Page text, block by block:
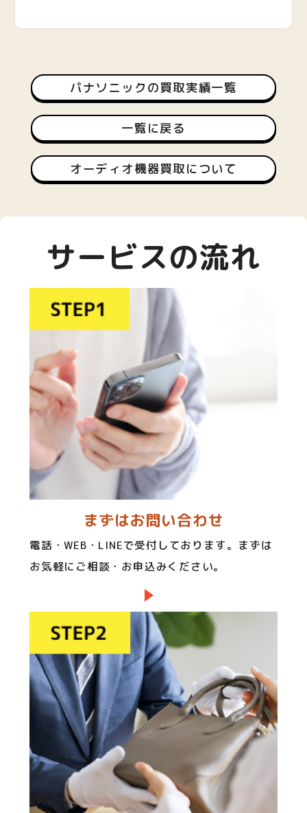
パナソニックの買取実績一覧
一覧に戻る
オーディオ機器買取について
サービスの流れ
まずはお問い合わせ
電話・WEB・LINEで受付しております。まずは
お気軽にご相談・お申込みください。